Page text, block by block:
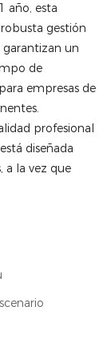
año, esta
gestión
un
de
empresas de
profesional
diseñada
a la vez que